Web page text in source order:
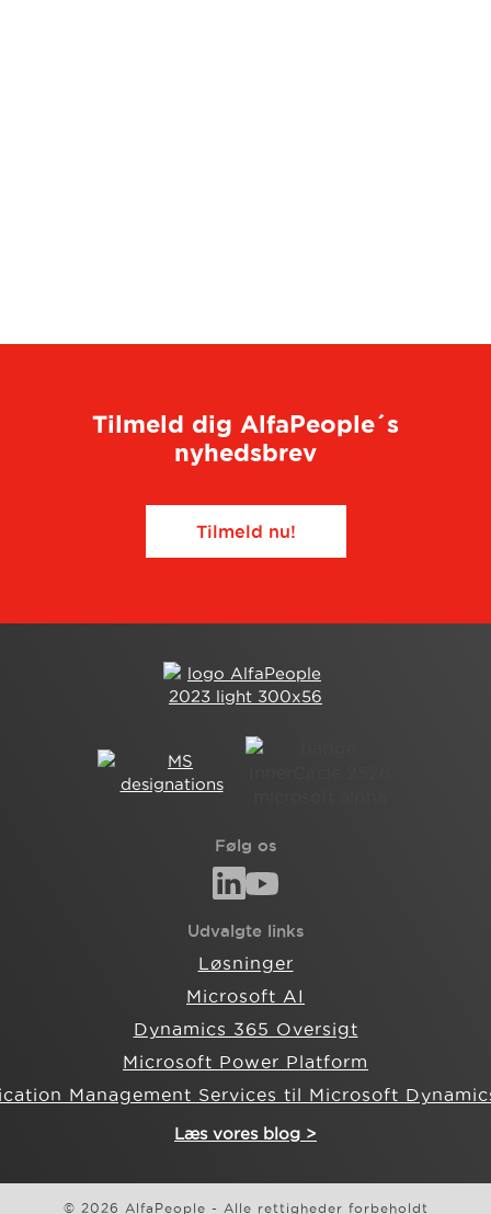
Tilmeld dig AlfaPeople´s
nyhedsbrev
Tilmeld nu!​
Følg os
Udvalgte links
Løsninger
Microsoft AI
Dynamics 365 Oversigt
Microsoft Power Platform
Management Services til Microsoft
Læs vores blog >
© 2026 AlfaPeople - Alle rettigheder forbeholdt